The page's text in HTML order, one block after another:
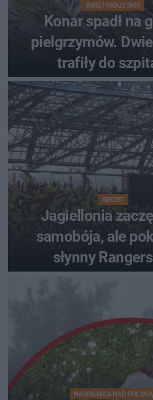
ŚWIĘTOKRZYSKIE
Konar spadł na
pielgrzymów.
trafiły do
SPORT
Jagiellonia
samobója, ale
słynny
NAWAŁNICA NAD POLSKĄ